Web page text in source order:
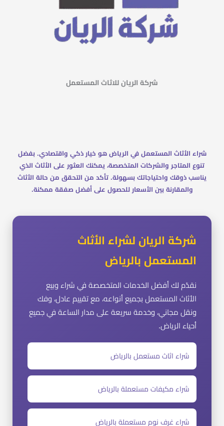
شركة الريان للاثاث المستعمل
شراء الأثاث المستعمل في الرياض هو خيار ذكي واقتصادي. بفضل
تنوع المتاجر والشركات المتخصصة، يمكنك العثور على الأثاث الذي
يناسب ذوقك واحتياجاتك بسهولة. تأكد من التحقق من حالة الأثاث
والمقارنة بين الأسعار للحصول على أفضل صفقة ممكنة.
شركة الريان لشراء الأثاث
المستعمل بالرياض
نقدّم لك أفضل الخدمات المتخصصة في شراء وبيع
الأثاث المستعمل بجميع أنواعه، مع تقييم عادل، وفك
ونقل مجاني، وخدمة سريعة على مدار الساعة في جميع
أحياء الرياض.
شراء اثاث مستعمل بالرياض
شراء مكيفات مستعملة بالرياض
شراء غرف نوم مستعملة بالرياض